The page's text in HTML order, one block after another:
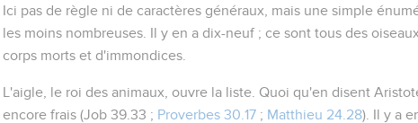
Ici pas de règle ni de caractères généraux, mais une simple
les moins nombreuses. Il y en a dix-neuf ; ce sont tous des
corps morts et d'immondices.
L'aigle , le roi des animaux, ouvre la liste. Quoi qu'en disent
encore frais (Job 39.33 ; Proverbes 30.17 ; Matthieu 24.28). Il y a